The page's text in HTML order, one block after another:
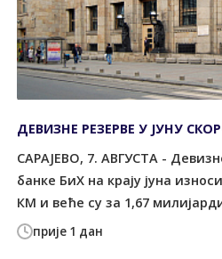
прије 1 дан
ДЕВИЗНЕ РЕЗЕРВЕ У ЈУНУ
САРАЈЕВО, 7. АВГУСТА -
банке БиХ на крају јуна
КМ и веће су за 1,67